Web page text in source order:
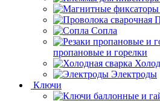
Сопла
пропановые и горелки
Электроды
Ключи